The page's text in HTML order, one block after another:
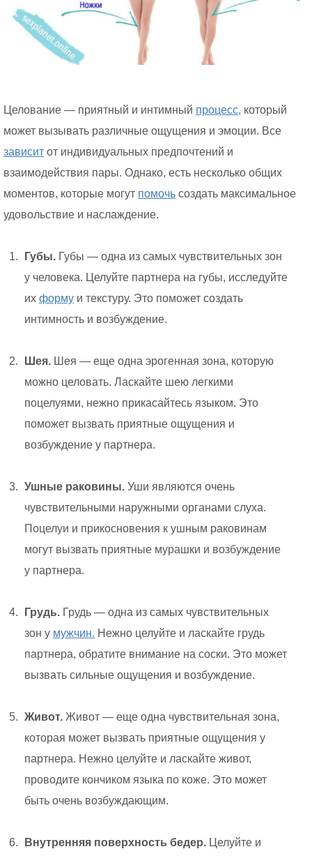
Целование — приятный и интимный процесс, который
может вызывать различные ощущения и эмоции. Все
зависит от индивидуальных предпочтений и
взаимодействия пары. Однако, есть несколько общих
моментов, которые могут помочь создать максимальное
удовольствие и наслаждение.
Губы. Губы — одна из самых чувствительных зон
у человека. Целуйте партнера на губы, исследуйте
их форму и текстуру. Это поможет создать
интимность и возбуждение.
Шея. Шея — еще одна эрогенная зона, которую
можно целовать. Ласкайте шею легкими
поцелуями, нежно прикасайтесь языком. Это
поможет вызвать приятные ощущения и
возбуждение у партнера.
Ушные раковины. Уши являются очень
чувствительными наружными органами слуха.
Поцелуи и прикосновения к ушным раковинам
могут вызвать приятные мурашки и возбуждение
у партнера.
Грудь. Грудь — одна из самых чувствительных
зон у мужчин. Нежно целуйте и ласкайте грудь
партнера, обратите внимание на соски. Это может
вызвать сильные ощущения и возбуждение.
Живот. Живот — еще одна чувствительная зона,
которая может вызвать приятные ощущения у
партнера. Нежно целуйте и ласкайте живот,
проводите кончиком языка по коже. Это может
быть очень возбуждающим.
Внутренняя поверхность бедер. Целуйте и